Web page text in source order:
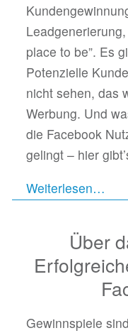
place to be”. Es
Potenzielle
nicht sehen, das
Werbung. Und
die Facebook
gelingt – hier
Weiterlesen…
Über
Gewinnspiele